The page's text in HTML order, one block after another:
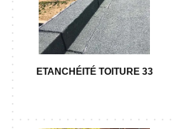
ETANCHÉITÉ TOITURE 33